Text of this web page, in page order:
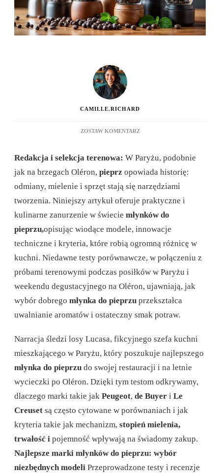
CAMILLE.RICHARD
ZOSTAW KOMENTARZDO
DO
PIEPRZU:
WYBÓR
MODELI
W
ROKU
Redakcja i selekcja terenowa: W Paryżu, podobnie
jak na brzegach Oléron, pieprz opowiada historię:
odmiany, mielenie i sprzęt stają się narzędziami
tworzenia. Niniejszy artykuł oferuje praktyczne i
kulinarne zanurzenie w świecie młynków do
pieprzu,opisując wiodące modele, innowacje
techniczne i kryteria, które robią ogromną różnicę w
kuchni. Niedawne testy porównawcze, w połączeniu z
próbami terenowymi podczas posiłków w Paryżu i
weekendu degustacyjnego na Oléron, ujawniają, jak
wybór dobrego młynka do pieprzu przekształca
uwalnianie aromatów i ostateczny smak potraw.
Narracja śledzi losy Lucasa, fikcyjnego szefa kuchni
mieszkającego w Paryżu, który poszukuje najlepszego
młynka do pieprzu do swojej restauracji i na letnie
wycieczki po Oléron. Dzięki tym testom odkrywamy,
dlaczego marki takie jak Peugeot, de Buyer i Le
Creuset są często cytowane w porównaniach i jak
kryteria takie jak mechanizm, stopień mielenia,
trwałość i pojemność wpływają na świadomy zakup.
Najlepsze marki młynków do pieprzu: wybór
niezbędnych modeli Przeprowadzone testy i recenzje